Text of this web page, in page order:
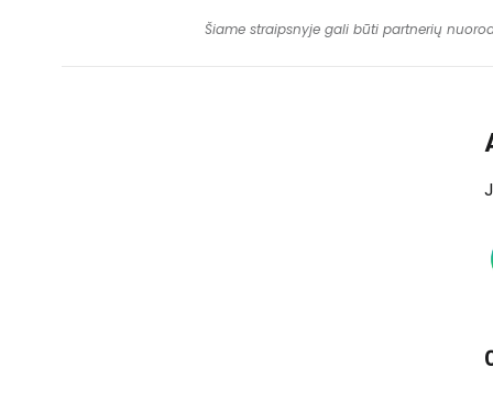
Šiame straipsnyje gali būti partnerių